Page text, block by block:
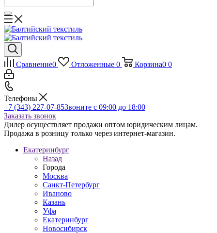
Сравнение0 Отложенные 0 Корзина0 0
Телефоны
+7 (343) 227-07-85Звоните с 09:00 до 18:00
Заказать звонок
Дилер осуществляет продажи оптом юридическим лицам.
Продажа в розницу только через интернет-магазин.
Екатеринбург
Назад
Города
Москва
Санкт-Петербург
Иваново
Казань
Уфа
Екатеринбург
Новосибирск